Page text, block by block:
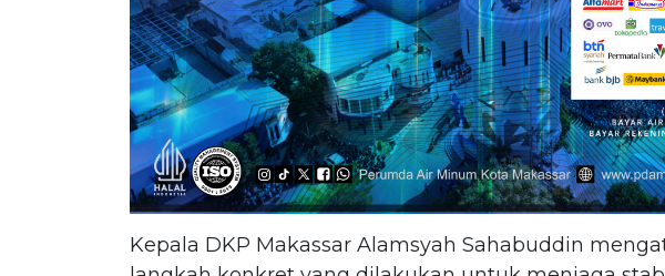
Kepala DKP Makassar Alamsyah Sahabuddin